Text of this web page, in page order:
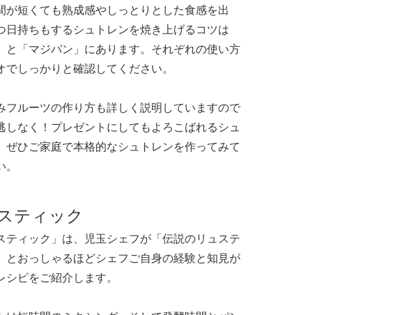
が短くても熟成感やしっとりとした食感を出
日持ちもするシュトレンを焼き上げるコツは
と「マジパン」にあります。それぞれの使い方
でしっかりと確認してください。
フルーツの作り方も詳しく説明していますので
しなく！プレゼントにしてもよろこばれるシュ
ぜひご家庭で本格的なシュトレンを作ってみて
ティック
ティック」は、児玉シェフが「伝説のリュステ
とおっしゃるほどシェフご自身の経験と知見が
シピをご紹介します。